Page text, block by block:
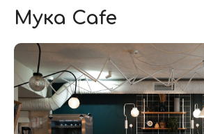
Мука Cafe